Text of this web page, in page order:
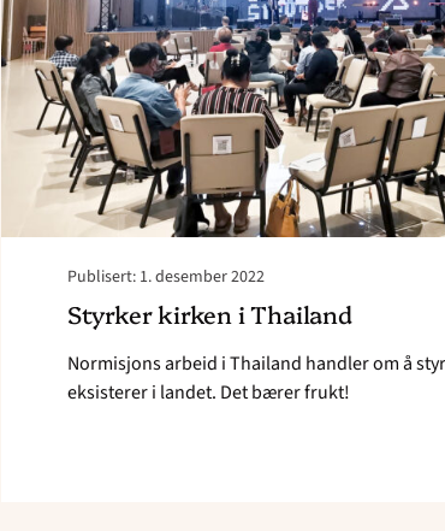
Publisert: 1. desember 2022
Styrker kirken i Thailand
Normisjons arbeid i Thailand handler om å
eksisterer i landet. Det bærer frukt!